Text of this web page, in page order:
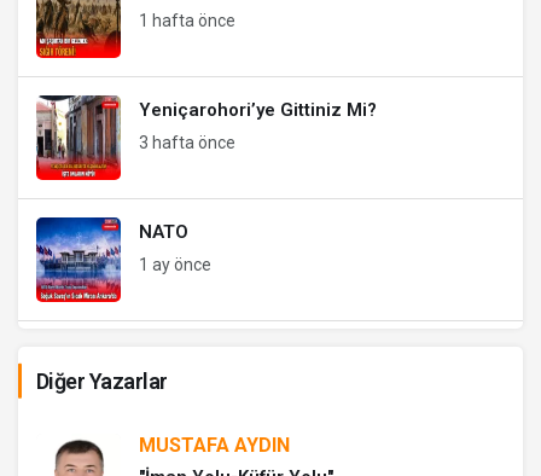
1 hafta önce
Yeniçarohori’ye Gittiniz Mi?
3 hafta önce
NATO
1 ay önce
1 ay önce
Diğer Yazarlar
MUSTAFA AYDIN